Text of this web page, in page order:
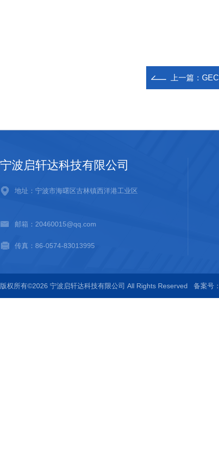
上一篇：
宁波启轩达科技有限公司
地址：宁波市海曙区古林镇西洋港工业区
邮箱：20460015@qq.com
传真：86-0574-83013995
版权所有©2026 宁波启轩达科技有限公司 All Rights Reserved 备案号